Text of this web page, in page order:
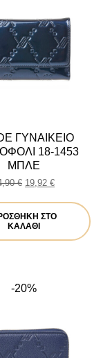
ΓΥΝΑΙΚΕΙΟ
18-1453
ΜΠΛΕ
€ Original
24,90 €.
19,92 €Η
19,92 €.
ΣΤΟ
ΚΑΛΆΘΙ
-20%